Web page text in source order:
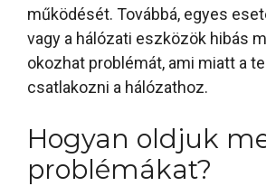
működését. Továbbá, egyes
vagy a hálózati eszközök hibás
okozhat problémát, ami miatt a
csatlakozni a hálózathoz.
Hogyan oldjuk
problémákat?